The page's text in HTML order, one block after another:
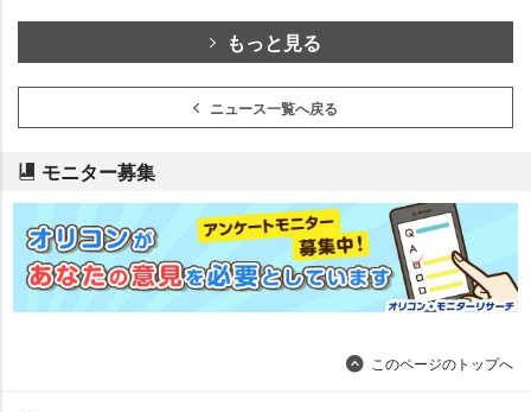
もっと見る
ニュース一覧へ戻る
モニター募集
このページのトップへ